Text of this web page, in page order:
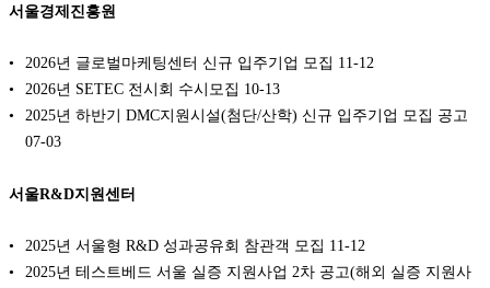
서울경제진흥원
2026년 글로벌마케팅센터 신규 입주기업 모집 11-12
2026년 SETEC 전시회 수시모집 10-13
2025년 하반기 DMC지원시설(첨단/산학) 신규 입주기업 모집 공고
07-03
서울R&D지원센터
2025년 서울형 R&D 성과공유회 참관객 모집 11-12
2025년 테스트베드 서울 실증 지원사업 2차 공고(해외 실증 지원사